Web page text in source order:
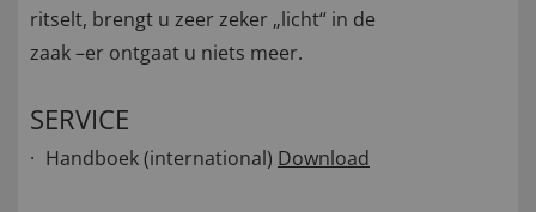
ritselt, brengt u zeer zeker „licht“ in de
zaak –er ontgaat u niets meer.
SERVICE
Handboek (international) Download